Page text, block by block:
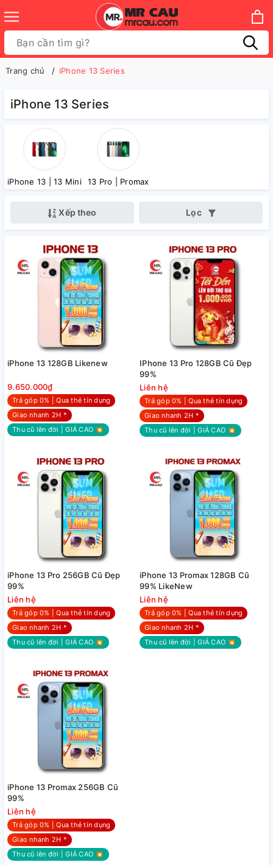
Trang chủ iPhone 13 Series
iPhone 13 Series
iPhone 13 | 13 Mini 13 Pro | Promax
Xếp theo Lọc
iPhone 13 128GB Likenew
9.650.000₫
Trả góp 0% | Qua thẻ tín dụng
Giao nhanh 2H *
Thu cũ lên đời | GIÁ CAO 💥
IPhone 13 Pro 128GB Cũ Đẹp
99%
Liên hệ
Trả góp 0% | Qua thẻ tín dụng
Giao nhanh 2H *
Thu cũ lên đời | GIÁ CAO 💥
iPhone 13 Pro 256GB Cũ Đẹp
99%
Liên hệ
Trả góp 0% | Qua thẻ tín dụng
Giao nhanh 2H *
Thu cũ lên đời | GIÁ CAO 💥
iPhone 13 Promax 128GB Cũ
99% LikeNew
Liên hệ
Trả góp 0% | Qua thẻ tín dụng
Giao nhanh 2H *
Thu cũ lên đời | GIÁ CAO 💥
iPhone 13 Promax 256GB Cũ
99%
Liên hệ
Trả góp 0% | Qua thẻ tín dụng
Giao nhanh 2H *
Thu cũ lên đời | GIÁ CAO 💥